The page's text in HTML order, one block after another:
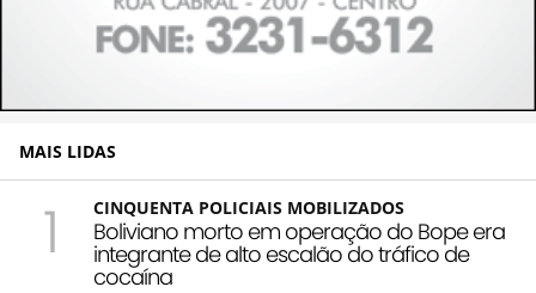
MAIS LIDAS
1 CINQUENTA POLICIAIS MOBILIZADOS
Boliviano morto em operação do Bope era
integrante de alto escalão do tráfico de
cocaína